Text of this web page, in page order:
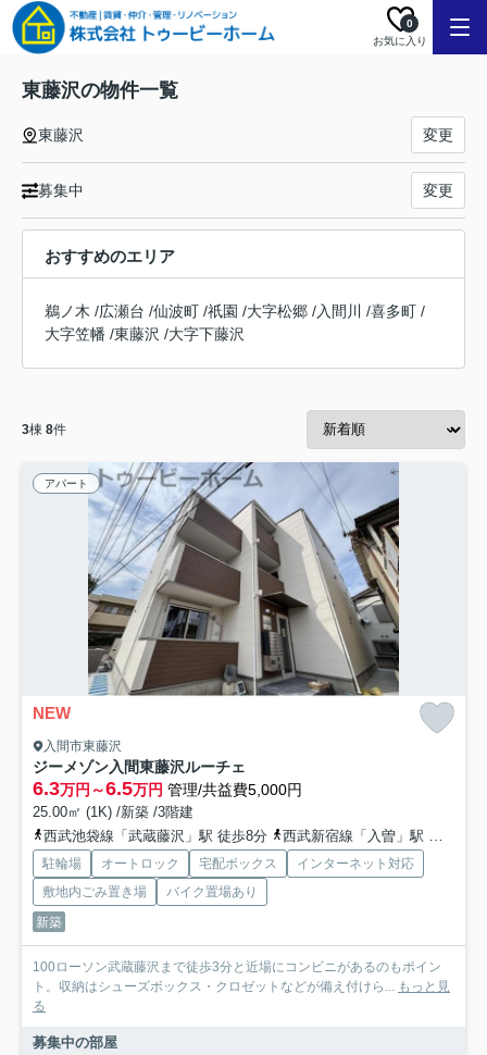
お気に入り
0
東藤沢の物件一覧
東藤沢 変更
募集中 変更
おすすめのエリア
鵜ノ木 /広瀬台 /仙波町 /祇園 /大字松郷 /入間川 /喜多町 /
大字笠幡 /東藤沢 /大字下藤沢
3棟 8件
アパート
NEW
入間市東藤沢
ジーメゾン入間東藤沢ルーチェ
6.3万円～6.5万円 管理/共益費5,000円
25.00㎡ (1K) /新築 /3階建
西武池袋線「武蔵藤沢」駅 徒歩8分
西武新宿線「入曽」駅 徒歩23分
駐輪場 オートロック 宅配ボックス
インターネット対応
敷地内ごみ置き場
バイク置場あり
新築
100ローソン武蔵藤沢まで徒歩3分と近場にコンビニがあるのもポイン
ト。収納はシューズボックス・クロゼットなどが備え付けら... もっと見
る
募集中の部屋